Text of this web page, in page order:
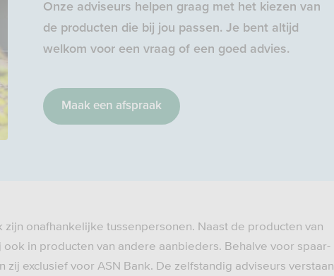
Onze adviseurs helpen graag met het kiezen van
de producten die bij jou passen. Je bent altijd
welkom voor een vraag of een goed advies.
Maak een afspraak
zijn onafhankelijke tussenpersonen. Naast de producten van
in producten van andere aanbieders. Behalve voor spaar-
exclusief voor ASN Bank. De zelfstandig adviseurs verstaan